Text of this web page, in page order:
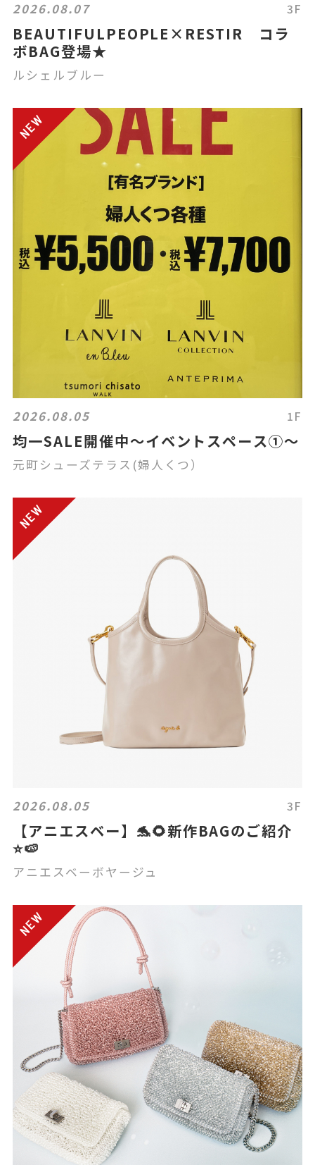
2026.08.07 3F
BEAUTIFULPEOPLE×RESTIR コラ
ボBAG登場★
ルシェルブルー
2026.08.05 1F
均一SALE開催中〜イベントスペース①〜
元町シューズテラス(婦人くつ）
2026.08.05 3F
【アニエスベー】🐬🌻新作BAGのご紹介
⭐️🍉
アニエスベーボヤージュ